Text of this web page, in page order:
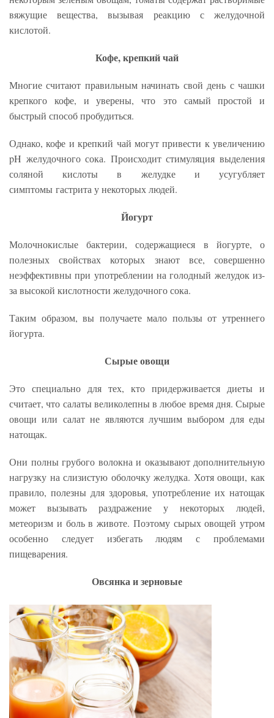
вяжущие вещества, вызывая реакцию с желудочной
кислотой.
Кофе, крепкий чай
Многие считают правильным начинать свой день с чашки
крепкого кофе, и уверены, что это самый простой и
быстрый способ пробудиться.
Однако, кофе и крепкий чай могут привести к увеличению
pH желудочного сока. Происходит стимуляция выделения
соляной кислоты в желудке и усугубляет
симптомы гастрита у некоторых людей.
Йогурт
Молочнокислые бактерии, содержащиеся в йогурте, о
полезных свойствах которых знают все, совершенно
неэффективны при употреблении на голодный желудок из-
за высокой кислотности желудочного сока.
Таким образом, вы получаете мало пользы от утреннего
йогурта.
Сырые овощи
Это специально для тех, кто придерживается диеты и
считает, что салаты великолепны в любое время дня. Сырые
овощи или салат не являются лучшим выбором для еды
натощак.
Они полны грубого волокна и оказывают дополнительную
нагрузку на слизистую оболочку желудка. Хотя овощи, как
правило, полезны для здоровья, употребление их натощак
может вызывать раздражение у некоторых людей,
метеоризм и боль в животе. Поэтому сырых овощей утром
особенно следует избегать людям с проблемами
пищеварения.
Овсянка и зерновые